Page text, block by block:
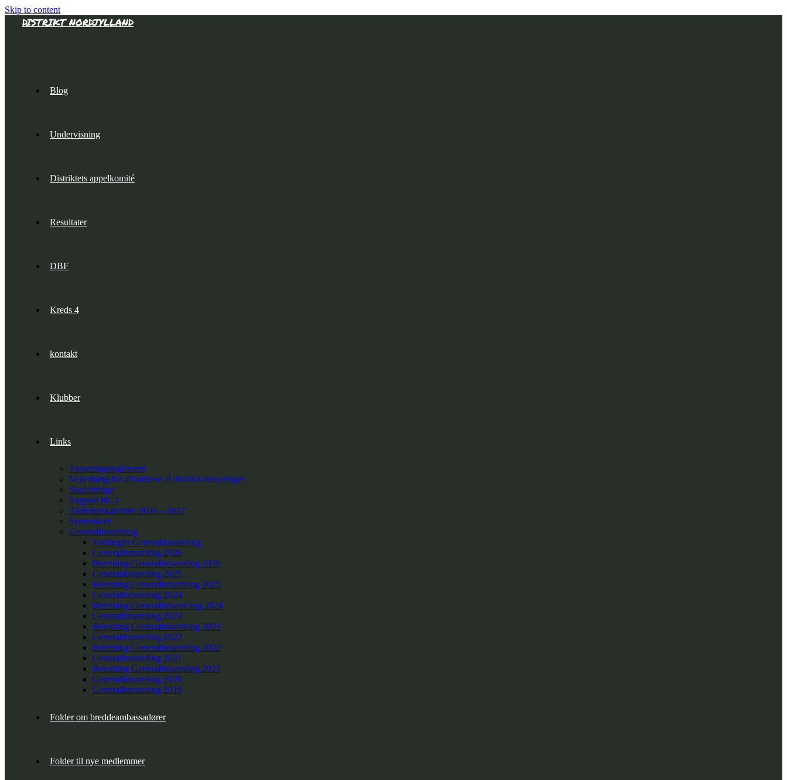
Skip to content
DISTRIKT NORDJYLLAND
Blog
Undervisning
Distriktets appelkomité
Resultater
DBF
Kreds 4
kontakt
Klubber
Links
Turneringsreglement
Vejledning for afholdelse af distrikts turneringer
Skolebridge
Support BC3
Aktivitetskalender 2026 – 2027
Systemkort
Generalforsamling
Vedtægter Generalforsamling
Generalforsamling 2026
Beretning Generalforsamling 2026
Generalforsamling 2025
Beretning Generalforsamling 2025
Generalforsamling 2024
Beretning Generalforsamlling 2024
Generalforsamling 2023
Beretning Generalforsamling 2023
Generalforsamling 2022
Beretning Generalforsamling 2022
Generalforsamling 2021
Beretning Generalforsamling 2021
Generalforsamling 2020
Generalforsamling 2019
Folder om breddeambassadører
Folder til nye medlemmer